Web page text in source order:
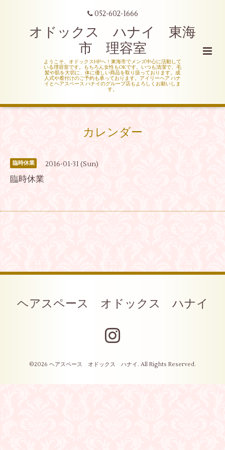
052-602-1666
オドックス ハナイ 東海
市 理容室
ようこそ、オドックスHPへ！東海市でメンズ中心に活動して
いる理容室です。もちろん女性もOKです。いつも清潔で、毛
髪や肌を大切に、体に優しい商品を取り扱っております。成
人式や着付けのご予約も承っております。アイリーヘア ハナ
イとヘアスペース ハナイのグループ店もよろしくお願いしま
す。
カレンダー
臨時休業 2016-01-31 (Sun)
臨時休業
ヘアスペース オドックス ハナイ
©2026 ヘアスペース オドックス ハナイ . All Rights Reserved.